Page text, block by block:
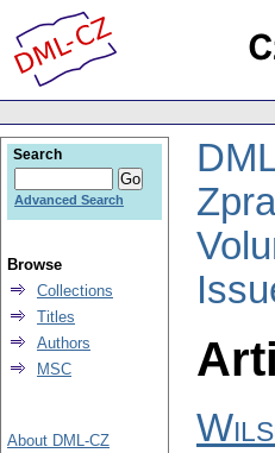
Search
Advanced Search
Browse
Collections
Titles
Authors
MSC
About DML-CZ